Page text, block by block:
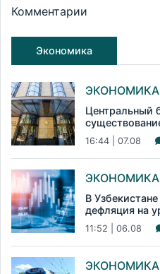
Комментарии
Экономика
ЭКОНОМИКА
Центральный
16:44 | 07.08
ЭКОНОМИКА
В
дефляция на
11:52 | 06.08
ЭКОНОМИКА